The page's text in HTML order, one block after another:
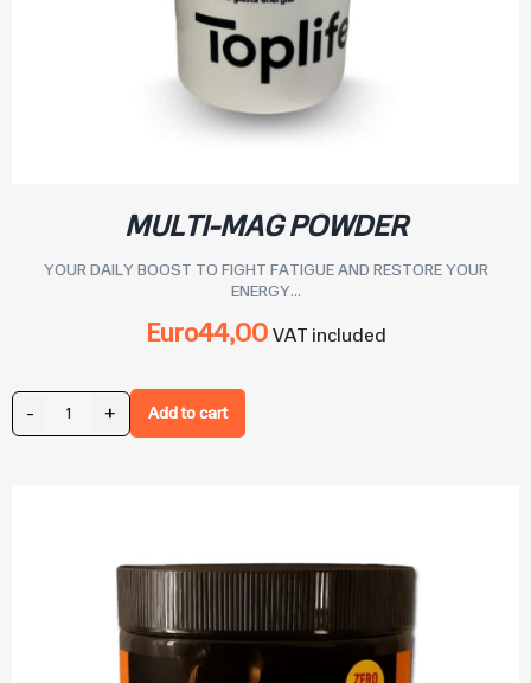
MULTI-MAG POWDER
YOUR DAILY BOOST TO FIGHT FATIGUE AND RESTORE YOUR
ENERGY...
Euro44,00 VAT included
- + Add to cart